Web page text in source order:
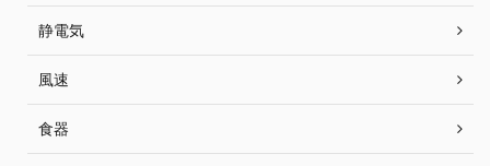
静電気
風速
食器